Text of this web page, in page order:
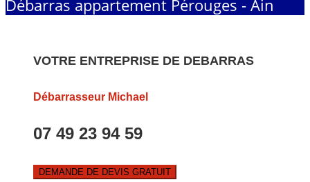
Débarras appartement Pérouges - Ain
VOTRE ENTREPRISE DE DEBARRAS
Débarrasseur Michael
07 49 23 94 59
DEMANDE DE DEVIS GRATUIT